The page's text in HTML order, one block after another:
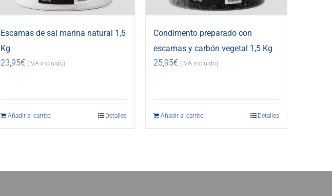
Escamas de sal marina natural 1,5
Kg
23,95€ (IVA incluido)
Añadir al carrito Detalles
Condimento preparado con
escamas y carbón vegetal 1,5 Kg
25,95€ (IVA incluido)
Añadir al carrito Detalles